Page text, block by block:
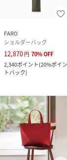
ず持つ人に心地
日本の原皮を日
革本来が持つ風
実現したオリジ
繊維まで撥水材
ゴードの細かな
くく、様々なス
す。
性別タイプ
FARO
ショルダーバッグ
12,870円 70%OFF
2,340ポイント(20%ポイン
トバック)